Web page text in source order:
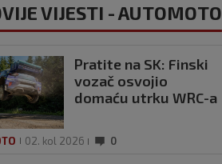
VIJESTI - AUTOMOTO
Pratite na SK: Finski
vozač osvojio
domaću utrku WRC-a
02. kol 2026 0